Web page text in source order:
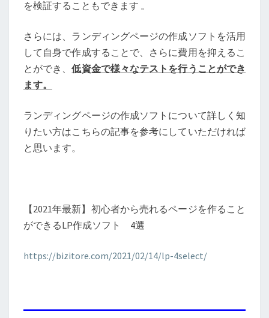
を検証することもできます 。
さらには、ランディングページの作成ソフトを活用
して自身で作成することで、さらに費用を抑えるこ
とができ、低資金で様々なテストを行うことができ
ます。
ランディングページの作成ソフトについて詳しく知
りたい方はこちらの記事を参考にしていただければ
と思います。
【2021年最新】初心者から売れるページを作ること
ができるLP作成ソフト 4選
https://bizitore.com/2021/02/14/lp-4select/